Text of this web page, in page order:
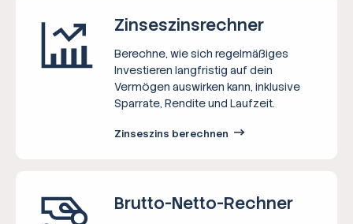
Zinseszins­rechner
Berechne, wie sich regelmäßiges
Investieren langfristig auf dein
Vermögen auswirken kann, inklusive
Sparrate, Rendite und Laufzeit.
Zinseszins berechnen
Brutto-Netto-­Rechner